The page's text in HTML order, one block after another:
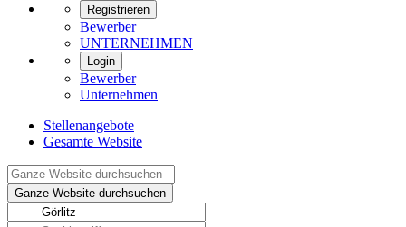
Registrieren
Bewerber
UNTERNEHMEN
Login
Bewerber
Unternehmen
Stellenangebote
Gesamte Website